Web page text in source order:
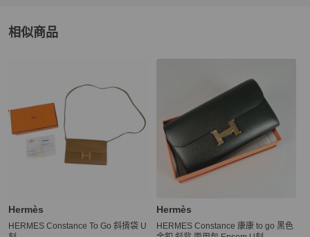
相似商品
Hermès
HERMES Constance To Go 斜揹袋 U
Hermès
HERMES Constance 康康 to go 黑色